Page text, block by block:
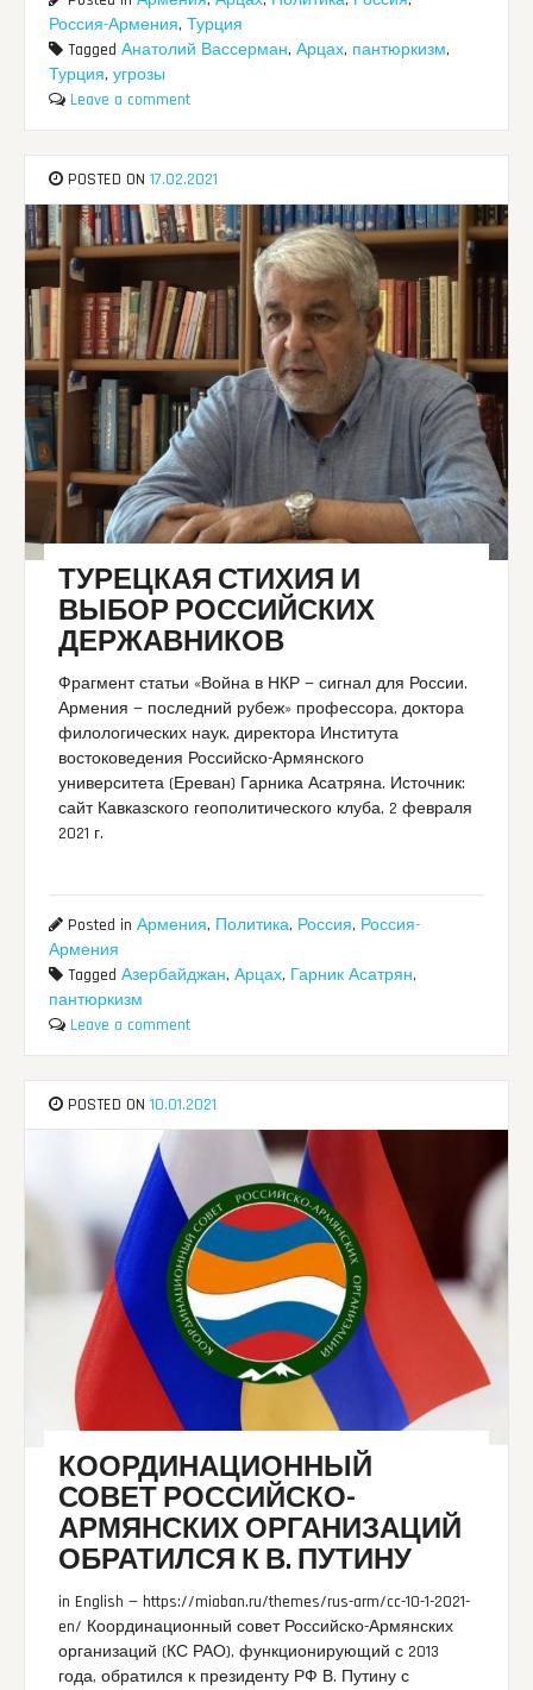
Россия-Армения,Турция
TaggedАнатолий Вассерман,Арцах, пантюркизм,
Турция,угрозы
Leave a comment
POSTED ON17.02.2021
ТУРЕЦКАЯ СТИХИЯ И
ВЫБОР РОССИЙСКИХ
ДЕРЖАВНИКОВ
Фрагмент статьи «Война в НКР — сигнал для России.
Армения — последний рубеж» профессора, доктора
филологических наук, директора Института
востоковедения Российско-Армянского
университета (Ереван) Гарника Асатряна. Источник:
сайт Кавказского геополитического клуба, 2 февраля
2021 г.
Posted inАрмения, Политика, Россия, Россия-
Армения
TaggedАзербайджан,Арцах, Гарник Асатрян,
пантюркизм
Leave a comment
POSTED ON10.01.2021
КООРДИНАЦИОННЫЙ
СОВЕТ РОССИЙСКО-
АРМЯНСКИХ ОРГАНИЗАЦИЙ
ОБРАТИЛСЯ К В. ПУТИНУ
in English — https://miaban.ru/themes/rus-arm/cc-10-1-2021-
en/ Координационный совет Российско-Армянских
организаций (КС РАО), функционирующий с 2013
года, обратился к президенту РФ В. Путину с